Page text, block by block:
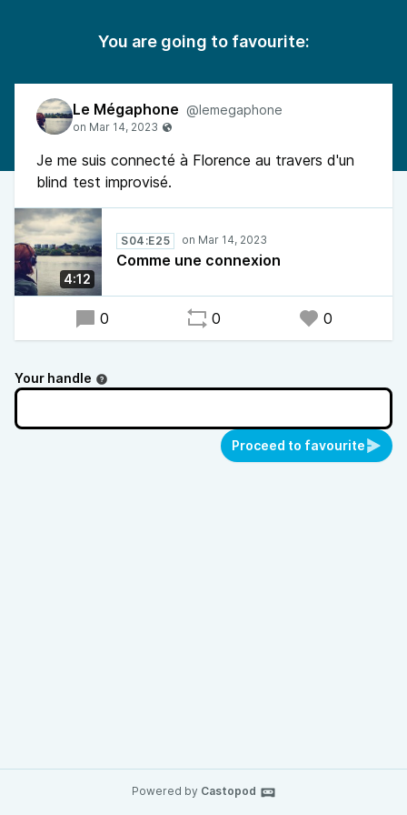
You are going to favourite:
Le Mégaphone @lemegaphone
Je me suis connecté à Florence au travers d'un
blind test improvisé.
4:12
S04:E25
Comme une connexion
0 0 0
Your handle
Proceed to favourite
Powered by Castopod